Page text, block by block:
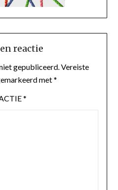
reactie
gepubliceerd. Vereiste
met*
*